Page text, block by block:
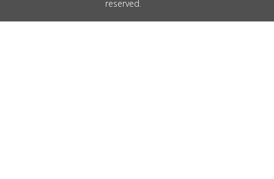
reserved.